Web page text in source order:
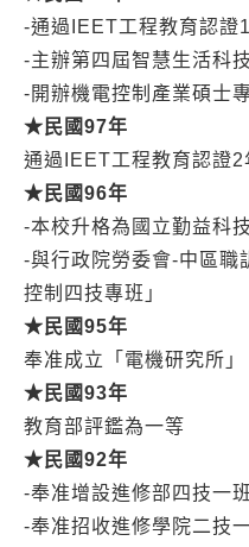
-通過IEET工程教育認證
-主辦第四屆智慧生活科
-開辦機電控制產業碩士
★ 民國97年
通過IEET工程教育認證2
★ 民國96年
-本校升格為國立勤益科
-與行政院勞委會-中區職
控制四技專班」
★ 民國95年
奉准成立「電機研究所
★ 民國93年
教育部評鑑為一等
★ 民國92年
-奉准增設進修部四技一
-奉准招收進修學院二技